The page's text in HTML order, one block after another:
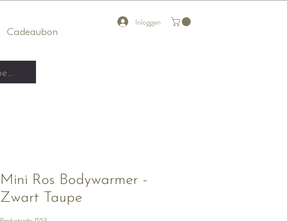
Cadeaubon
Inloggen
Mini Ros Bodywarmer -
Zwart Taupe